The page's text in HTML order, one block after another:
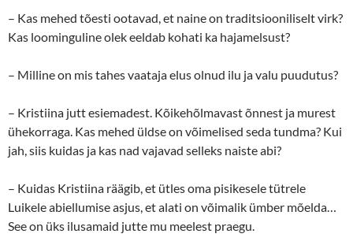
– Kas mehed tõesti ootavad, et naine on traditsiooniliselt virk?
Kas loominguline olek eeldab kohati ka hajamelsust?
– Milline on mis tahes vaataja elus olnud ilu ja valu puudutus?
– Kristiina jutt esiemadest. Kõikehõlmavast õnnest ja murest
ühekorraga. Kas mehed üldse on võimelised seda tundma? Kui
jah, siis kuidas ja kas nad vajavad selleks naiste abi?
– Kuidas Kristiina räägib, et ütles oma pisikesele tütrele
Luikele abiellumise asjus, et alati on võimalik ümber mõelda…
See on üks ilusamaid jutte mu meelest praegu.